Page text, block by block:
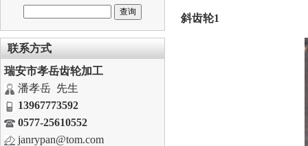
联系方式
瑞安市孝岳齿轮加工
潘孝岳 先生
13967773592
0577-25610552
janrypan@tom.com
斜齿轮1